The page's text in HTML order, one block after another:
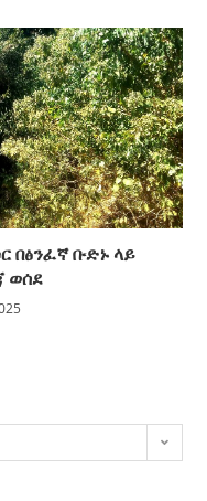
በፅንፈኛ ቡድኑ ላይ
ወሰደ